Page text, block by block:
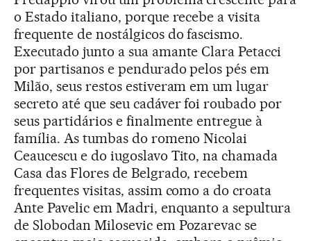
o Estado italiano, porque recebe a visita
frequente de nostálgicos do fascismo.
Executado junto a sua amante Clara Petacci
por partisanos e pendurado pelos pés em
Milão, seus restos estiveram em um lugar
secreto até que seu cadáver foi roubado por
seus partidários e finalmente entregue à
família. As tumbas do romeno Nicolai
Ceaucescu e do iugoslavo Tito, na chamada
Casa das Flores de Belgrado, recebem
frequentes visitas, assim como a do croata
Ante Pavelic em Madri, enquanto a sepultura
de Slobodan Milosevic em Pozarevac se